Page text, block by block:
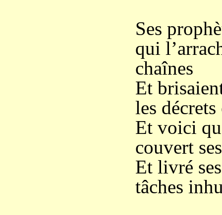
Ses
qui
chaînes
Et
les
Et voici
couvert
Et livré
tâches